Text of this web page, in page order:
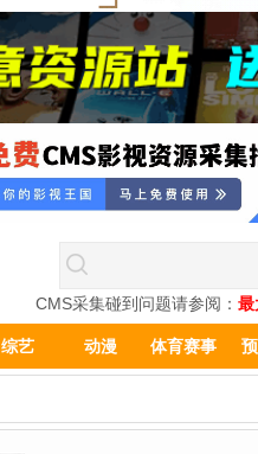
CMS采集碰到问题请参阅： 最
综艺 动漫 体育赛事